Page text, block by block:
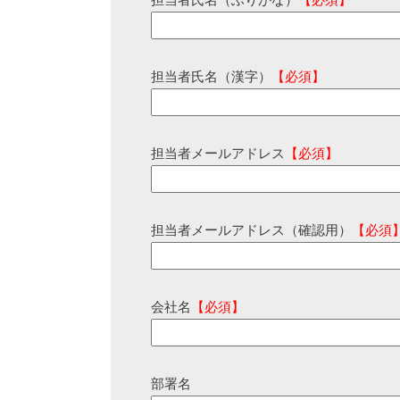
担当者氏名（漢字） 【必須】
担当者メールアドレス 【必須】
担当者メールアドレス（確認用） 【必須
会社名 【必須】
部署名